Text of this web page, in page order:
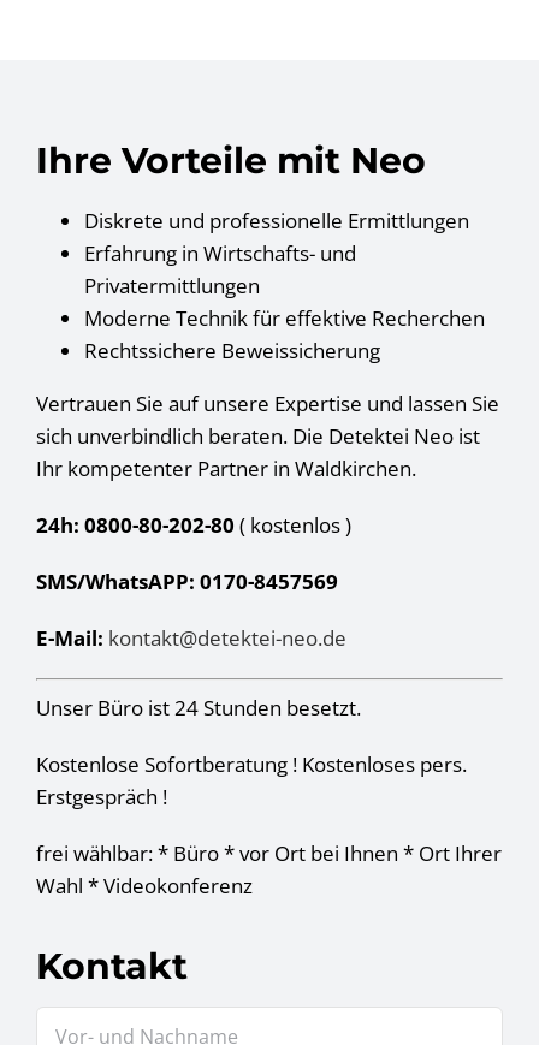
Ihre Vorteile mit Neo
Diskrete und professionelle Ermittlungen
Erfahrung in Wirtschafts- und
Privatermittlungen
Moderne Technik für effektive Recherchen
Rechtssichere Beweissicherung
Vertrauen Sie auf unsere Expertise und lassen Sie
sich unverbindlich beraten. Die Detektei Neo ist
Ihr kompetenter Partner in Waldkirchen.
24h: 0800-80-202-80 ( kostenlos)
SMS/WhatsAPP: 0170-8457569
E-Mail: kontakt@detektei-neo.de
Unser Büro ist 24 Stunden besetzt.
Kostenlose Sofortberatung ! Kostenloses pers.
Erstgespräch !
frei wählbar: * Büro * vor Ort bei Ihnen * Ort Ihrer
Wahl * Videokonferenz
Kontakt